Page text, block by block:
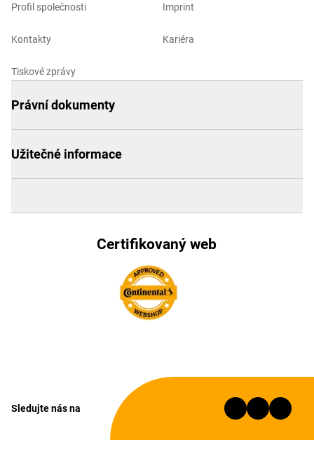
Profil společnosti
Kontakty
Tiskové zprávy
Imprint
Kariéra
Právní dokumenty
Užitečné informace
Certifikovaný web
Sledujte nás na